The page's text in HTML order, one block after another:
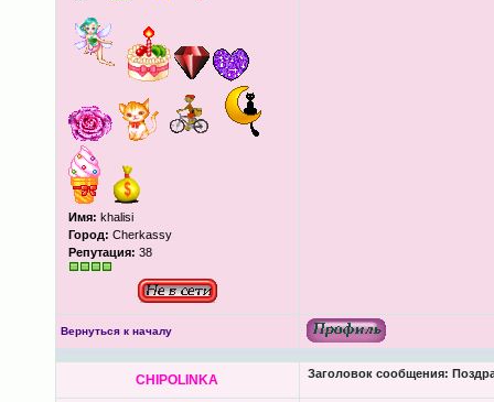
Имя: khalisi
Город: Cherkassy
Репутация: 38
Вернуться к началу
CHIPOLINKA Заголовок сообщения: